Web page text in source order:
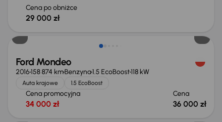
Cena po obniżce
29 000 zł
Ford Mondeo
2016158 874 kmBenzyna1.5 EcoBoost118 kW
Auta krajowe 1.5 EcoBoost
Cena promocyjna
34 000 zł
Cena
36 000 zł
Taniej o 2 000 zł